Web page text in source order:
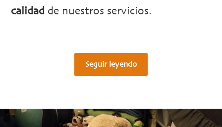
calidad de nuestros servicios.
Seguir leyendo